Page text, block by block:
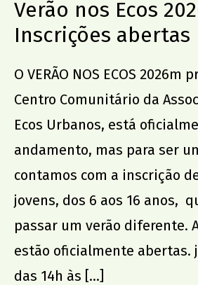
Verão nos Ecos
Inscrições abertas
O VERÃO NOS ECOS 2026m
Centro Comunitário da
Ecos Urbanos, está
andamento, mas para ser
contamos com a inscrição
jovens, dos 6 aos 16 anos,
passar um verão diferente.
estão oficialmente abertas.
das 14h às […]